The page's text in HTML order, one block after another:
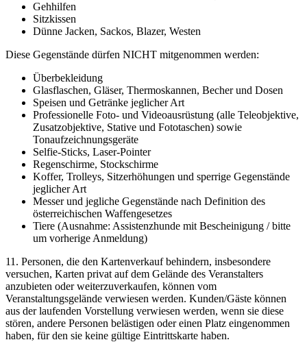
Gehhilfen
Sitzkissen
Dünne Jacken, Sackos, Blazer, Westen
Diese Gegenstände dürfen NICHT mitgenommen werden:
Überbekleidung
Glasflaschen, Gläser, Thermoskannen, Becher und Dosen
Speisen und Getränke jeglicher Art
Professionelle Foto- und Videoausrüstung (alle Teleobjektive,
Zusatzobjektive, Stative und Fototaschen) sowie
Tonaufzeichnungsgeräte
Selfie-Sticks, Laser-Pointer
Regenschirme, Stockschirme
Koffer, Trolleys, Sitzerhöhungen und sperrige Gegenstände
jeglicher Art
Messer und jegliche Gegenstände nach Definition des
österreichischen Waffengesetzes
Tiere (Ausnahme: Assistenzhunde mit Bescheinigung / bitte
um vorherige Anmeldung)
11. Personen, die den Kartenverkauf behindern, insbesondere
versuchen, Karten privat auf dem Gelände des Veranstalters
anzubieten oder weiterzuverkaufen, können vom
Veranstaltungsgelände verwiesen werden. Kunden/Gäste können
aus der laufenden Vorstellung verwiesen werden, wenn sie diese
stören, andere Personen belästigen oder einen Platz eingenommen
haben, für den sie keine gültige Eintrittskarte haben.